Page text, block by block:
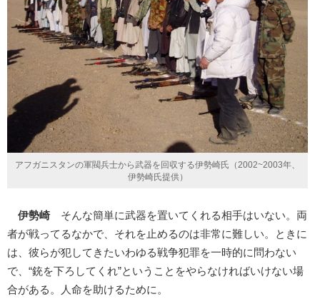
アフガニスタンの軍閥兵士から武器を回収する伊勢崎氏（2002~2003年、
伊勢崎氏提供）
伊勢崎そんな簡単に武器を置いてくれる相手はいない。両
者が戦ってるなかで、それを止めるのは非常に難しい。ときに
は、彼らが犯してきたいわゆる戦争犯罪を一時的に問わない
で、“銃を下ろしてくれ”ということをやらなければいけない場
合がある。人命を助けるために。